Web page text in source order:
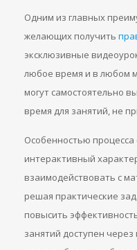
Одним из главных
желающих получить
эксклюзивные
любое время и в любом
могут самостоятельно
время для занятий, не
Особенностью процесса
интерактивный
взаимодействовать с
решая практические
повысить
занятий доступен